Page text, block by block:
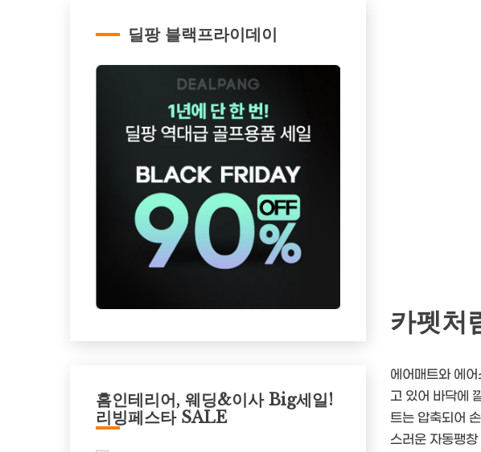
카펫처
에어매트와 에
고 있어 바닥에
트는 압축되어
스러운 자동팽
딜팡 블랙프라이데이
홈인테리어, 웨딩&이사 Big세일!
리빙페스타 SALE